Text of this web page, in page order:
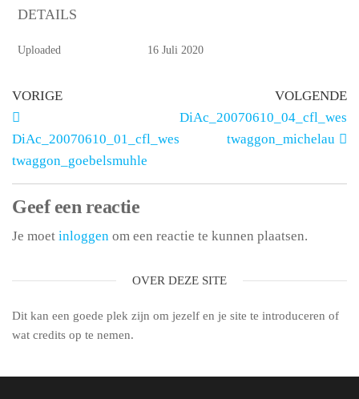
DETAILS
Uploaded 16 Juli 2020
VORIGE
DiAc_20070610_01_cfl_wes
twaggon_goebelsmuhle
VOLGENDE
DiAc_20070610_04_cfl_wes
twaggon_michelau
Geef een reactie
Je moet inloggen om een reactie te kunnen plaatsen.
OVER DEZE SITE
Dit kan een goede plek zijn om jezelf en je site te introduceren of
wat credits op te nemen.